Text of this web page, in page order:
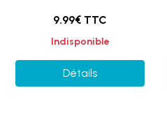
9.99€ TTC
Indisponible
Détails